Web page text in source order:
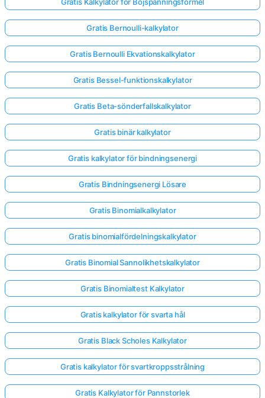
Inga
frågor
än
din
första
fråga
Gratis Bernoulli-kalkylator
Gratis Bernoulli Ekvationskalkylator
Gratis Bessel-funktionskalkylator
Gratis Beta-sönderfallskalkylator
Gratis binär kalkylator
Gratis kalkylator för bindningsenergi
Gratis Bindningsenergi Lösare
Gratis Binomialkalkylator
Gratis binomialfördelningskalkylator
Gratis Binomial Sannolikhetskalkylator
Gratis Binomialtest Kalkylator
Gratis kalkylator för svarta hål
Gratis Black Scholes Kalkylator
Gratis kalkylator för svartkroppsstrålning
Gratis Kalkylator för Pannstorlek